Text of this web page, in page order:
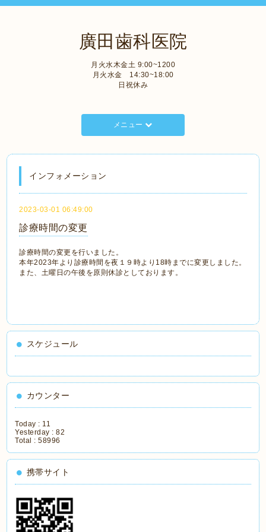
廣田歯科医院
月火水木金土 9:00~1200
月火水金 14:30~18:00
日祝休み
メニュー
インフォメーション
2023-03-01 06:49:00
診療時間の変更
診療時間の変更を行いました。
本年2023年より診療時間を夜１９時より18時までに変更しました。
また、土曜日の午後を原則休診としております。
スケジュール
カウンター
Today : 11
Yesterday :82
Total :58996
携帯サイト